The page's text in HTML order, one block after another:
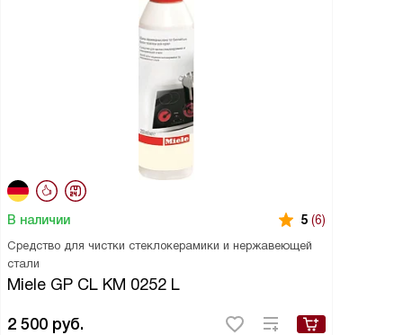
В наличии 5 (6)
Средство для чистки стеклокерамики и нержавеющей
стали
Miele GP CL KM 0252 L
2 500 руб.